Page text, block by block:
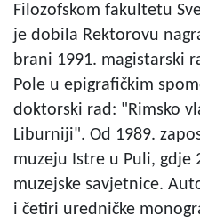
Filozofskom fakultetu
je dobila Rektorovu
brani 1991. magistarski
Pole u epigrafičkim
doktorski rad: "Rimsko
Liburniji". Od 1989.
muzeju Istre u Puli, gdje
muzejske savjetnice.
i četiri uredničke